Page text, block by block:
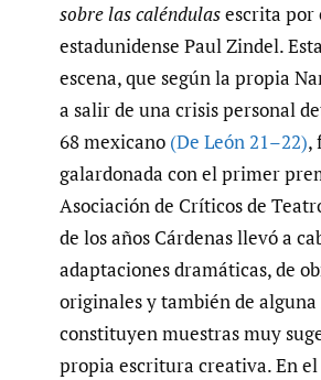
sobre las caléndulasescrita por
estadunidense Paul Zindel.
escena, que según la propia
a salir de una crisis personal
68 mexicano (De León 21–22),
galardonada con el primer
Asociación de Críticos de
de los años Cárdenas llevó a
adaptaciones dramáticas, de
originales y también de alguna
constituyen muestras muy
propia escritura creativa. En